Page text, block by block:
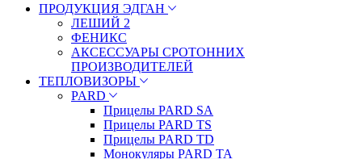
ПРОДУКЦИЯ ЭДГАН
ЛЕШИЙ 2
ФЕНИКС
АКСЕССУАРЫ СРОТОННИХ
ПРОИЗВОДИТЕЛЕЙ
ТЕПЛОВИЗОРЫ
PARD
Прицелы PARD SA
Прицелы PARD TS
Прицелы PARD TD
Монокуляры PARD TA